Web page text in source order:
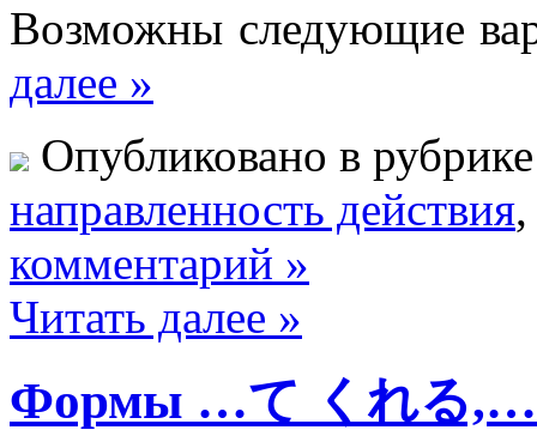
Возможны следующие
далее »
Опубликовано в
направленность действия
комментарий »
Читать далее »
Формы …て くれる,…